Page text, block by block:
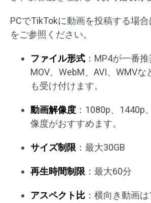
PCでTikTokに動画を投稿する場
をご参照ください。
ファイル形式 ：MP4が一番
MOV、WebM、AVI、WMV
も受け付けます。
動画解像度 ：1080p、1440p
像度がおすすめます。
サイズ制限 ：最大30GB
再生時間制限 ：最大60分
アスペクト比 ：横向き動画